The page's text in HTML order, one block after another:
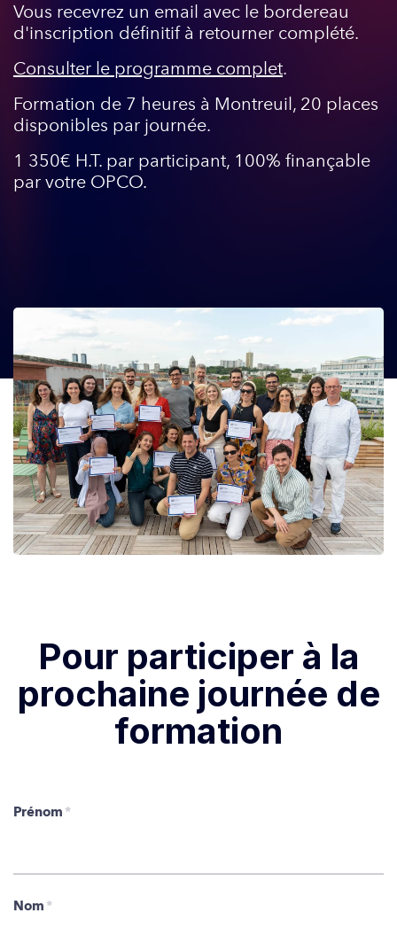
Vous recevrez un email avec le bordereau
d'inscription définitif à retourner complété.
Consulter le programme complet.
Formation de 7 heures à Montreuil, 20 places
disponibles par journée.
1 350€ H.T. par participant, 100% finançable
par votre OPCO.
Pour participer à la
prochaine journée de
formation
Prénom *
Nom *